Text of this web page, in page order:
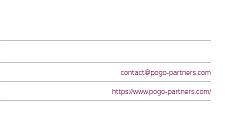
contact@pogo-partners.com
https://www.pogo-partners.com/